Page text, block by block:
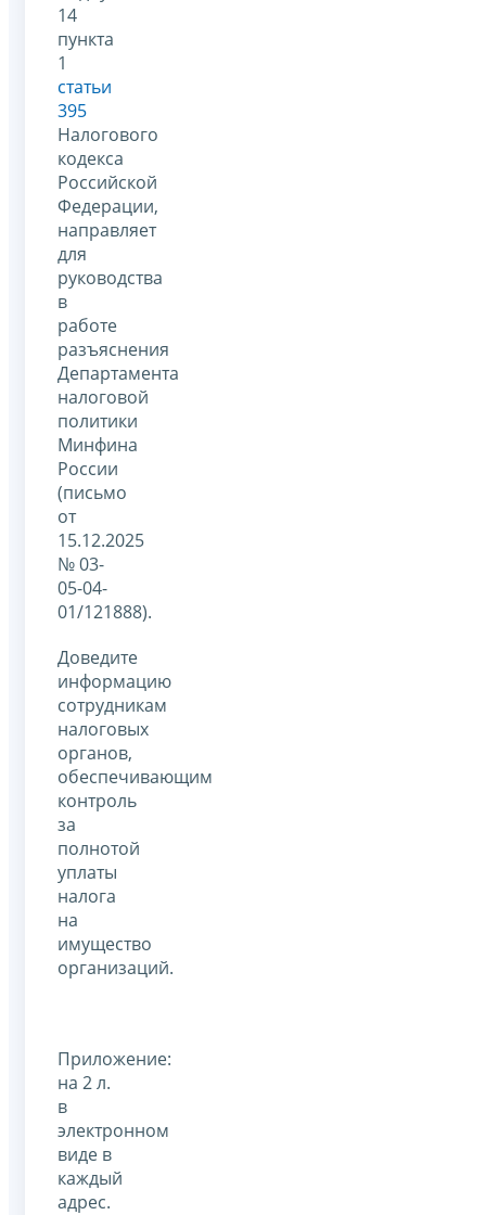
14
пункта
1
статьи
395
Налогового
кодекса
Российской
Федерации,
направляет
для
руководства
в
работе
разъяснения
Департамента
налоговой
политики
Минфина
России
(письмо
от
15.12.2025
№ 03-
05-04-
01/121888).
Доведите
информацию
сотрудникам
налоговых
органов,
обеспечивающим
контроль
за
полнотой
уплаты
налога
на
имущество
организаций.
Приложение:
на 2 л.
в
электронном
виде в
каждый
адрес.